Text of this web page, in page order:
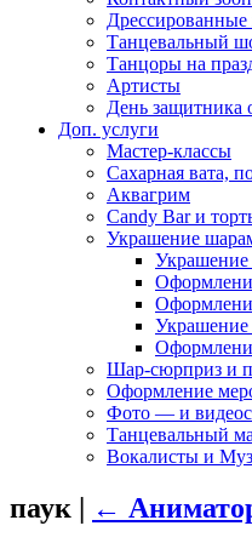
Танцевальный
Танцоры на
Артисты
День защитника
Доп. услуги
Мастер-классы
Сахарная вата,
Аквагрим
Candy Bar и
Украшение
Украшение
Шар-сюрприз и
Оформление
Фото — и
Танцевальный
Вокалисты и
паук | ←